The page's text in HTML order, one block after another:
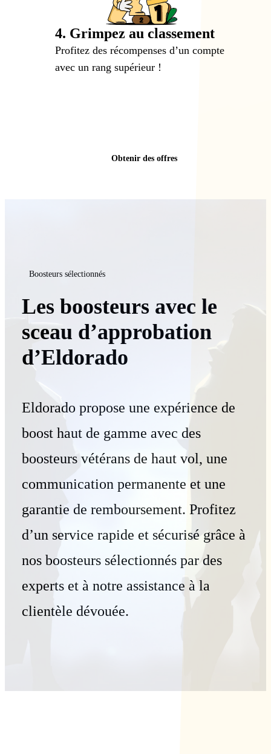
4. Grimpez au classement
Profitez des récompenses d’un compte
avec un rang supérieur !
Obtenir des offres
Boosteurs sélectionnés
Les boosteurs avec le
sceau d’approbation
d’Eldorado
Eldorado propose une expérience de
boost haut de gamme avec des
boosteurs vétérans de haut vol, une
communication permanente et une
garantie de remboursement. Profitez
d’un service rapide et sécurisé grâce à
nos boosteurs sélectionnés par des
experts et à notre assistance à la
clientèle dévouée.